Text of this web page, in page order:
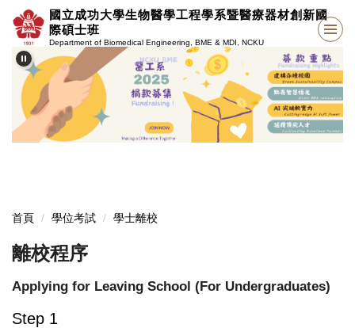
到
要
國立成功大學生物醫學工程學系暨醫療器材創新國
際碩士班
Department of Biomedical Engineering, BME & MDI, NCKU
首頁 學位考試 學士離校
離校程序
Applying for Leaving School (For Undergraduates)
Step 1